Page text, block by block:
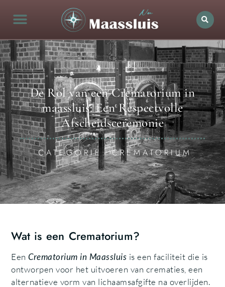
De Rol van een Crematorium in
maassluis: Een Respectvolle
Afscheidsceremonie
CATEGORIE: CREMATORIUM
Wat is een Crematorium?
EenCrematorium in Maassluis is een faciliteit die is
ontworpen voor het uitvoeren van crematies, een
alternatieve vorm van lichaamsafgifte na overlijden.